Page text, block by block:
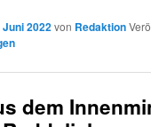
Juni 2022von Redaktion
dem